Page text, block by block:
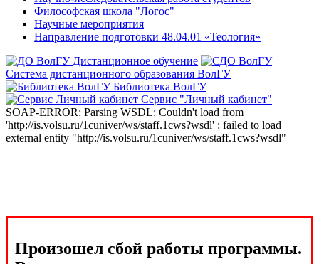
Философская школа "Логос"
Научные мероприятия
Направление подготовки 48.04.01 «Теология»
Дистанционное обучение
Система дистанционного образования ВолГУ
Библиотека ВолГУ
Сервис "Личный кабинет"
SOAP-ERROR: Parsing WSDL: Couldn't load from
'http://is.volsu.ru/1cuniver/ws/staff.1cws?wsdl' : failed to load
external entity "http://is.volsu.ru/1cuniver/ws/staff.1cws?wsdl"
Произошел сбой работы программы.